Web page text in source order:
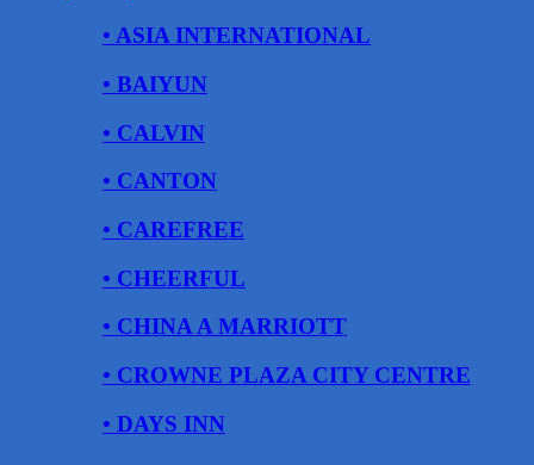
• ASIA INTERNATIONAL
• BAIYUN
• CALVIN
• CANTON
• CAREFREE
• CHEERFUL
• CHINA A MARRIOTT
• CROWNE PLAZA CITY CENTRE
• DAYS INN